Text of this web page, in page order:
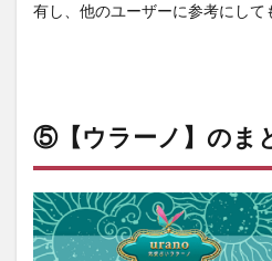
有し、他のユーザーに参考にして
⑤【ウラーノ】のま